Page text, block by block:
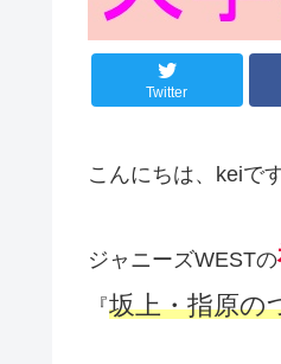
Twitter
こんにちは、keiで
ジャニーズWESTの
『坂上・指原の